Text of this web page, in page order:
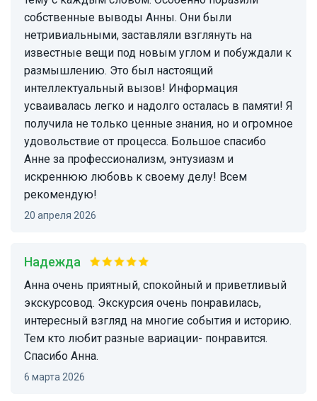
собственные выводы Анны. Они были
нетривиальными, заставляли взглянуть на
известные вещи под новым углом и побуждали к
размышлению. Это был настоящий
интеллектуальный вызов! Информация
усваивалась легко и надолго осталась в памяти! Я
получила не только ценные знания, но и огромное
удовольствие от процесса. Большое спасибо
Анне за профессионализм, энтузиазм и
искреннюю любовь к своему делу! Всем
рекомендую!
20 апреля 2026
Надежда
Анна очень приятный, спокойный и приветливый
экскурсовод. Экскурсия очень понравилась,
интересный взгляд на многие события и историю.
Тем кто любит разные вариации- понравится.
Спасибо Анна.
6 марта 2026